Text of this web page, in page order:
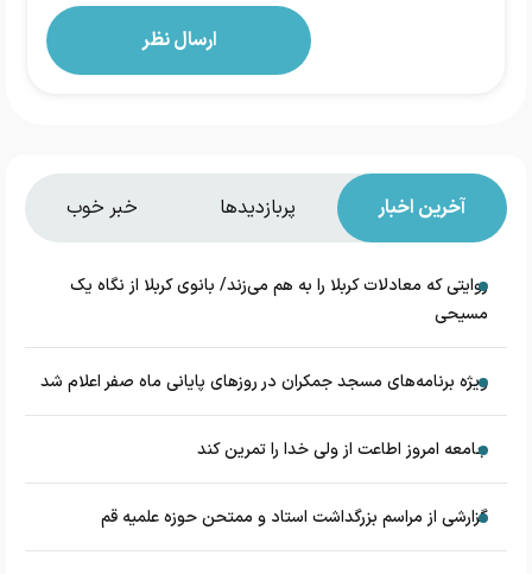
آخرین اخبار پربازدیدها خبر خوب
روایتی که معادلات کربلا را به هم می‌زند/ بانوی کربلا از نگاه یک
مسیحی
‌ویژه برنامه‌های مسجد جمکران در روزهای پایانی ماه صفر اعلام شد
جامعه امروز اطاعت از ولی خدا را تمرین کند
گزارشی از مراسم بزرگداشت استاد و ممتحن حوزه علمیه قم